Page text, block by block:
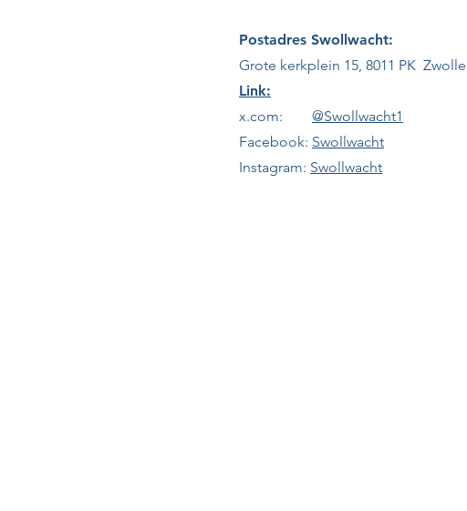
Postadres Swollwacht:
Grote kerkplein 15, 8011 PK Zwolle
Link:
x.com: @Swollwacht1
Facebook: Swollwacht
Instagram: Swollwacht